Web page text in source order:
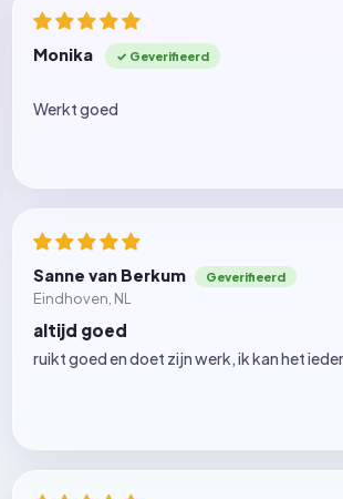
Monika
Werkt goed
Sanne van Berkum
Eindhoven, NL
altijd goed
ruikt goed en doet zijn werk, ik kan het